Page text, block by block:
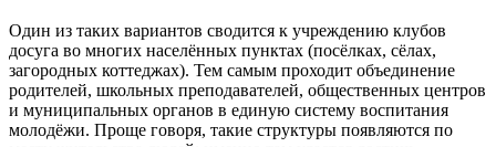
Один из таких вариантов сводится к учреждению клубов
досуга во многих населённых пунктах (посёлках, сёлах,
загородных коттеджах). Тем самым проходит объединение
родителей, школьных преподавателей, общественных центров
и муниципальных органов в единую систему воспитания
молодёжи. Проще говоря, такие структуры появляются по